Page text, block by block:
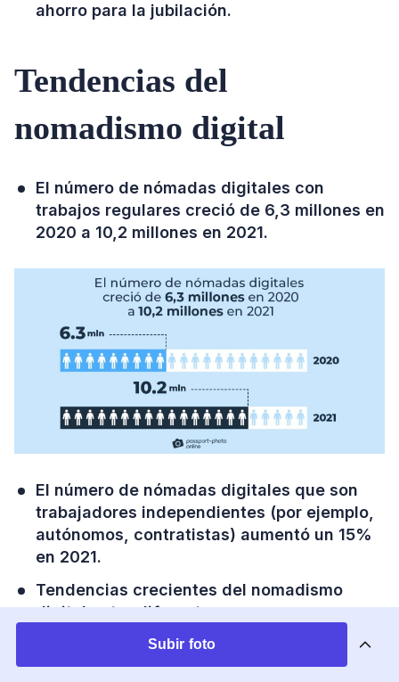
ahorro para la jubilación.
Tendencias del
nomadismo digital
El número de nómadas digitales con
trabajos regulares creció de 6,3 millones en
2020 a 10,2 millones en 2021.
El número de nómadas digitales que son
trabajadores independientes (por ejemplo,
autónomos, contratistas) aumentó un 15%
en 2021.
Tendencias crecientes del nomadismo
digital entre diferentes grupos
demográficos (2020 frente a 2021):
Subir foto